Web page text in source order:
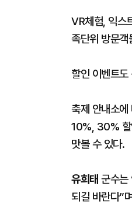
VR체험, 익스
족단위 방문객
할인 이벤트도
축제 안내소에
10%, 30% 할
맛볼 수 있다.
유희태 군수는
되길 바란다”